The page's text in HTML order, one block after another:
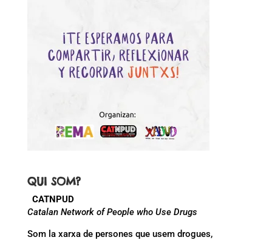
QUI SOM?
CATNPUD
Catalan Network of People who Use Drugs
Som la xarxa de persones que usem drogues,